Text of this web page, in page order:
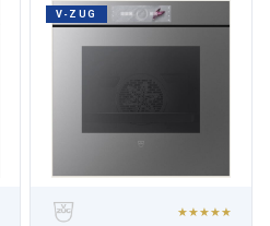
V-ZUG
★★★★★